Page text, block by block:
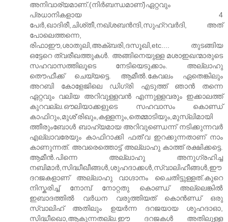
അനിവാര്യമാണ്.(നിര്‍ബന്ധമാണ്)ഏറ്റവും
പ്രധാനികളായ 4
പേര്‍,ഖാദിരീ,ചിശ്തീ,നഖ്ശബന്‍ന്ദി,സുഹ്റവര്‍ദി, അത്
പോലെത്തന്നെ,
രിഫാഈ,ശാതുലി,അക്ബരി,ദസൂഖി,etc.... തുടങ്ങിയ
ഒട്ടേറെ ത്വരീഖത്തുകള്‍. അങ്ങിനെയുള്ള മശാഇഖന്മാരുടെ
സഹവാസത്തിലൂടെ നേടിയെടുക്കാം. അല്ലാഹു
തൌഫീക്ക് ചെയ്യട്ടെ. ആമീല്‍.കേവലം ഏതെങ്കിലും
അറബി കോളേജിലെ ഡിഗ്രി എടുത്ത് ഞാന്‍ തന്നെ
ഏറ്റവും വലിയ അറിവുള്ളവന്‍ എന്നുള്ളവരും ഇക്കാലത്ത്
കുറവല്ല.ഔലിയാക്കളുടെ സഹവാ‍സം കൊണ്ഡ്
കാഫിറും,മുശ്‘രിഖും,കള്ളനും,തെമ്മാടിയും,മുസ്ലിമായി
ത്തീരുംബോള്‍ ബാഹ്യമായ അറിവുണ്ഡെന്ന് നടിക്കുന്നവര്‍
എല്ലാവരേയും കാഫിറാക്കി ഫത്‘വ ഇറക്കുന്നതാണ് നാം
കാണുന്നത്. അവരെത്തൊട്ട് അല്ലാഹു കാത്ത് രക്ഷിക്കട്ടെ.
ആമീന്‍.പിന്നെ അല്ലാഹു അനുഗ്രഹിച്ച
നബിമാര്‍,സിദ്ധീഖീങ്ങള്‍,ശുഹദാക്കള്‍,സ്വാലിഹീങ്ങള്‍,ഈ
ദറജകളാണ് അല്ലാഹു വാഗ്ദാനം ചൈതിട്ടുള്ളത്.കുറെ
നിസ്കരിച്ച് നോമ്പ് നോറ്റതു കൊണ്ഡ് അല്ലെങ്കില്‍
ഇബാദത്തില്‍ വര്‍ധന വരുത്തിയത് കൊന്‍ണ്ഡ് ഒരു
സ്വാലിഹ് അതിലും ഉയര്‍ന്ന ദറജയാ‍യ ശുഹദാ‍ഓ,
സിദ്ധീഖൊ,ആകുന്നതല്ല.ഈ ദറജകള്‍ അതിലുള്ള